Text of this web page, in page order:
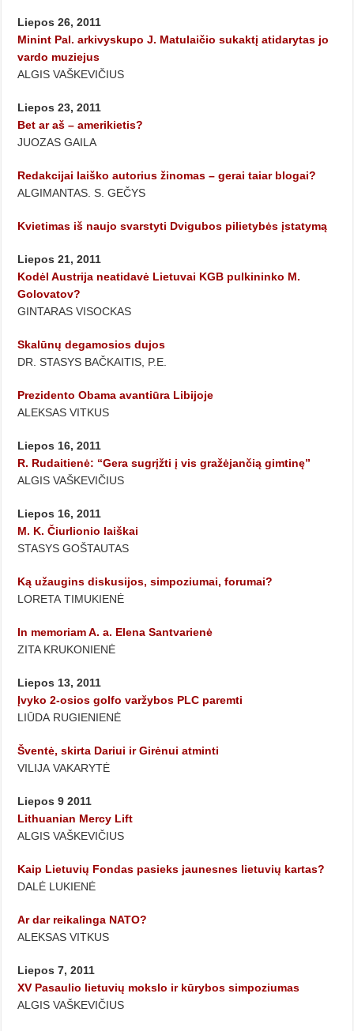
Liepos 26, 2011
Minint Pal. arkivyskupo J. Matulaičio sukaktį atidarytas jo
vardo muziejus
ALGIS VAŠKEVIČIUS
Liepos 23, 2011
Bet ar aš – amerikietis?
JUOZAS GAILA
Redakcijai laiško autorius žinomas – gerai taiar blogai?
ALGIMANTAS. S. GEČYS
Kvietimas iš naujo svarstyti Dvigubos pilietybės įstatymą
Liepos 21, 2011
Kodėl Austrija neatidavė Lietuvai KGB pulkininko M.
Golovatov?
GINTARAS VISOCKAS
Skalūnų degamosios dujos
DR. STASYS BAČKAITIS, P.E.
Prezidento Obama avantiūra Libijoje
ALEKSAS VITKUS
Liepos 16, 2011
R. Rudaitienė: “Gera sugrįžti į vis gražėjančią gimtinę”
ALGIS VAŠKEVIČIUS
Liepos 16, 2011
M. K. Čiurlionio laiškai
STASYS GOŠTAUTAS
Ką užaugins diskusijos, simpoziumai, forumai?
LORETA TIMUKIENĖ
In memoriam A. a. Elena Santvarienė
ZITA KRUKONIENĖ
Liepos 13, 2011
Įvyko 2-osios golfo varžybos PLC paremti
LIŪDA RUGIENIENĖ
Šventė, skirta Dariui ir Girėnui atminti
VILIJA VAKARYTĖ
Liepos 9 2011
Lithuanian Mercy Lift
ALGIS VAŠKEVIČIUS
Kaip Lietuvių Fondas pasieks jaunesnes lietuvių kartas?
DALĖ LUKIENĖ
Ar dar reikalinga NATO?
ALEKSAS VITKUS
Liepos 7, 2011
XV Pasaulio lietuvių mokslo ir kūrybos simpoziumas
ALGIS VAŠKEVIČIUS